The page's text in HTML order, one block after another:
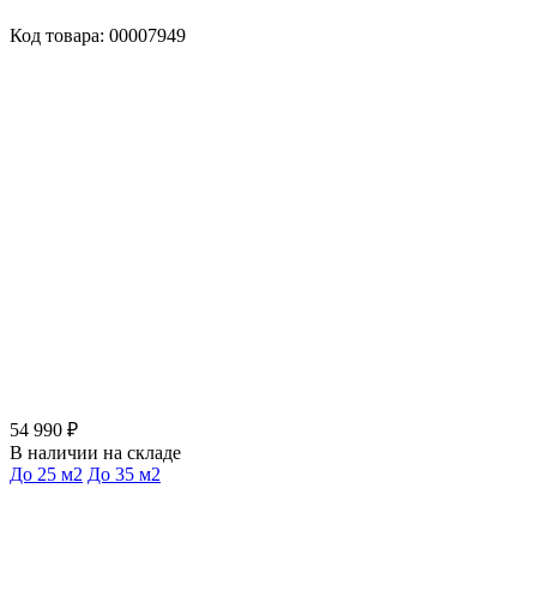
Код товара: 00007949
54 990 ₽
В наличии на складе
До 25 м2 До 35 м2